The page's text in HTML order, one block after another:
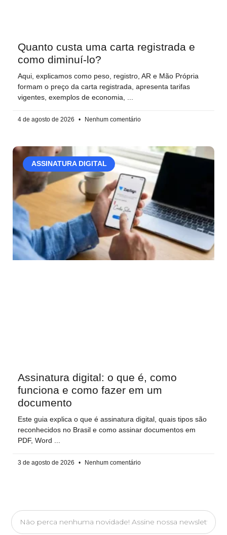
Quanto custa uma carta registrada e
como diminuí-lo?
Aqui, explicamos como peso, registro, AR e Mão Própria
formam o preço da carta registrada, apresenta tarifas
vigentes, exemplos de economia,
4 de agosto de 2026 Nenhum comentário
ASSINATURA DIGITAL
Assinatura digital: o que é, como
funciona e como fazer em um
documento
Este guia explica o que é assinatura digital, quais tipos são
reconhecidos no Brasil e como assinar documentos em
PDF, Word
3 de agosto de 2026 Nenhum comentário